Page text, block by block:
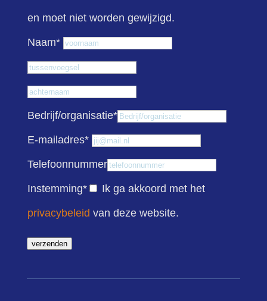
en moet niet worden gewijzigd.
Naam* Voornaam
Tussenvoegsel
Achternaam
Bedrijf/organisatie*
E-mailadres*
Telefoonnummer
Instemming* Ik ga akkoord met het
privacybeleid van deze website.
verzenden